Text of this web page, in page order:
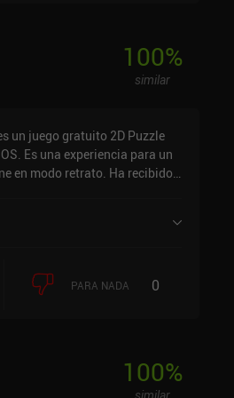
100%
similar
un juego gratuito 2D Puzzle
Es una experiencia para un
en modo retrato. Ha recibido
Google Play y de 4,9 sobre
PARA NADA 0
100%